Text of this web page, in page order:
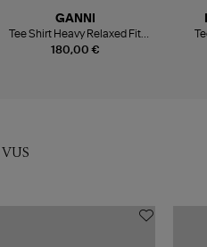
180,00 €
GANNI
Tee Shirt Heavy Relaxed Fit
Bright White